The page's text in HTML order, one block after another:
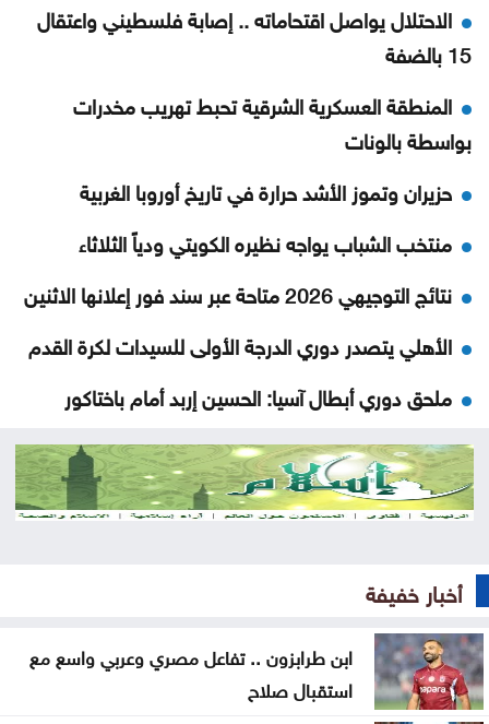
الاحتلال يواصل اقتحاماته .. إصابة فلسطيني واعتقال
15 بالضفة
المنطقة العسكرية الشرقية تحبط تهريب مخدرات
بواسطة بالونات
حزيران وتموز الأشد حرارة في تاريخ أوروبا الغربية
منتخب الشباب يواجه نظيره الكويتي ودياً الثلاثاء
نتائج التوجيهي 2026 متاحة عبر سند فور إعلانها الاثنين
الأهلي يتصدر دوري الدرجة الأولى للسيدات لكرة القدم
ملحق دوري أبطال آسيا: الحسين إربد أمام باختاكور
الذهب يتراجع عن أعلى مستوى في 7 أسابيع
الله يلعن الشبح
نتائج التوجيهي 2026 في الأردن اليوم .. رابط الاستعلام
الرسمي
أخبار خفيفة
ابن طرابزون .. تفاعل مصري وعربي واسع مع
استقبال صلاح